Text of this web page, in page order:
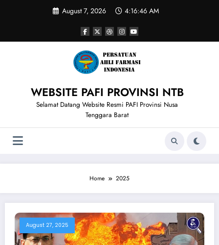
August 7, 2026 4:16:46 AM
WEBSITE PAFI PROVINSI NTB
Selamat Datang Website Resmi PAFI Provinsi Nusa
Tenggara Barat
Home 2025
August 27, 2025